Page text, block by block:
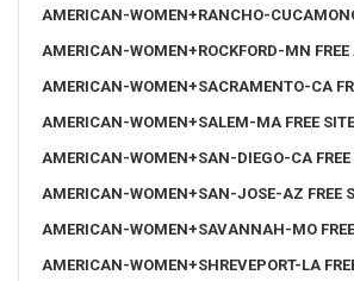
AMERICAN-WOMEN+RANCHO-
AMERICAN-WOMEN+ROCKFORD-MN
AMERICAN-WOMEN+SACRAMENTO-CA
AMERICAN-WOMEN+SALEM-MA FREE
AMERICAN-WOMEN+SAN-DIEGO-CA FREE
AMERICAN-WOMEN+SAN-JOSE-AZ FREE
AMERICAN-WOMEN+SAVANNAH-MO
AMERICAN-WOMEN+SHREVEPORT-LA